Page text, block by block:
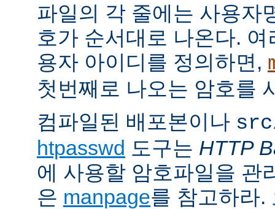
파일의 각 줄에는 사용자
호가 순서대로 나온다.
용자 아이디를 정의하면,
첫번째로 나오는 암호를
컴파일된 배포본이나
htpasswd 도구는 HTTP
에 사용할 암호파일을 관
은 manpage를 참고하라.